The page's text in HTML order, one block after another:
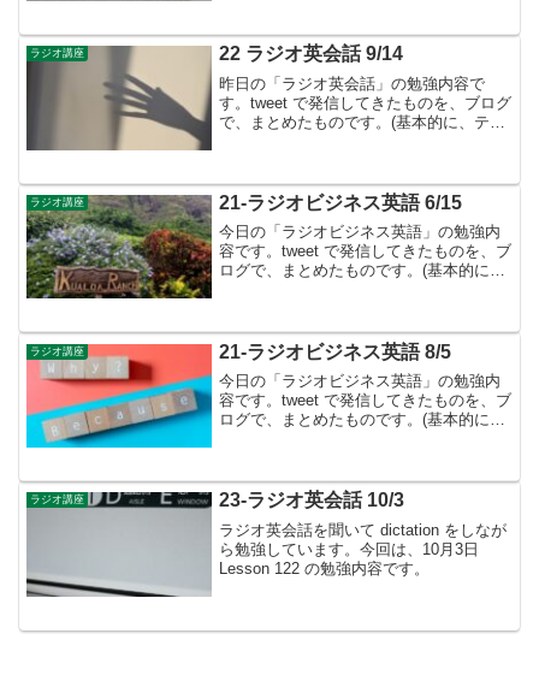
ます。Les...
ラジオ講座 22 ラジオ英会話 9/14
昨日の「ラジオ英会話」の勉強内容で
す。tweet で発信してきたものを、ブログ
で、まとめたものです。(基本的に、テキ
113 ...
ラジオ講座 21-ラジオビジネス英語 6/15
今日の「ラジオビジネス英語」の勉強内
容です。tweet で発信してきたものを、ブ
ログで、まとめたものです。(基本的に、
談に臨む▶︎ラジオビジネス英語では、毎
週...
ラジオ講座 21-ラジオビジネス英語 8/5
今日の「ラジオビジネス英語」の勉強内
容です。tweet で発信してきたものを、ブ
ログで、まとめたものです。(基本的に、
Century Skills...
ラジオ講座 23-ラジオ英会話 10/3
ラジオ英会話を聞いて dictation をしなが
ら勉強しています。今回は、10月3日
Lesson 122 の勉強内容です。